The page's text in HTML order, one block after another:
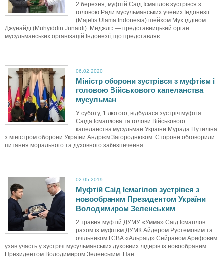
2 березня, муфтій Саід Ісмагілов зустрівся з
головою Ради мусульманських учених Індонезії
(Majelis Ulama Indonesia) шейхом Мух’їддіном
Джунайді (Muhyiddin Junaidi). Меджліс — представницький орган
мусульманських організацій Індонезії, що представляє...
06.02.2020
Міністр оборони зустрівся з муфтієм і
головою Військового капеланства
мусульман
У суботу, 1 лютого, відбулася зустріч муфтія
Саіда Ісмагілова та голови Військового
капеланства мусульман України Мурада Путиліна
з міністром оборони України Андрієм Загороднюком. Сторони обговорили
питання морального та духовного забезпечення...
02.05.2019
Муфтій Саід Ісмагілов зустрівся з
новообраним Президентом України
Володимиром Зеленським
2 травня муфтій ДУМУ «Умма» Саід Ісмагілов
разом із муфтієм ДУМК Айдером Рустемовим та
очільником ГСВА «Альраід» Сейраном Арифовим
узяв участь у зустрічі мусульманських духовних лідерів із новообраним
Президентом Володимиром Зеленським. Пан...